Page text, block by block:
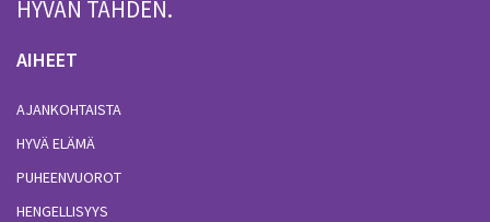
HYVÄN TÄHDEN.
AIHEET
AJANKOHTAISTA
HYVÄ ELÄMÄ
PUHEENVUOROT
HENGELLISYYS